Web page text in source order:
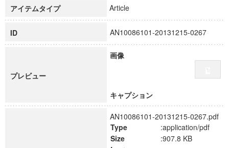
慶應義塾大学グローバルCOEプログラム市民社会ガバナンス
慶應義塾大学グローバルCOEプログラム論理と感性の先端的
博士課程教育リーディングプログラム「超成熟社会発展のサ
学術雑誌掲載論文等(8)
アイテムタイプ Article
ID AN10086101-20131215-0267
プレビュー
画像
キャプション
AN10086101-20131215-0267.pdf
Type
:application/pdf
Size
:907.8 KB